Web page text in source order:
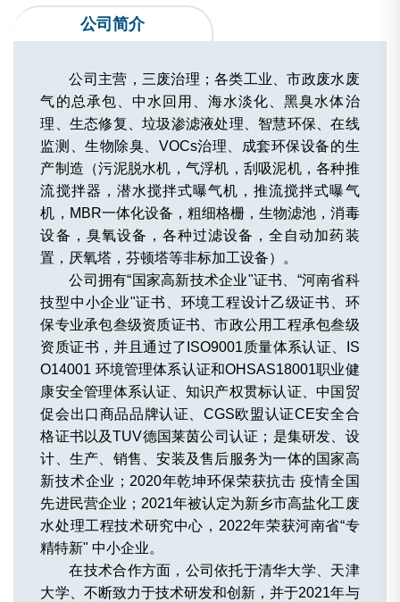
公司简介
公司主营，三废治理；各类工业、市政废水废
气的总承包、中水回用、海水淡化、黑臭水体治
理、生态修复、垃圾渗滤液处理、智慧环保、在线
监测、生物除臭、VOCs治理、成套环保设备的生
产制造（污泥脱水机，气浮机，刮吸泥机，各种推
流搅拌器，潜水搅拌式曝气机，推流搅拌式曝气
机，MBR一体化设备，粗细格栅，生物滤池，消毒
设备，臭氧设备，各种过滤设备，全自动加药装
置，厌氧塔，芬顿塔等非标加工设备）。
公司拥有“国家高新技术企业"证书、“河南省科
技型中小企业"证书、环境工程设计乙级证书、环
保专业承包叁级资质证书、市政公用工程承包叁级
资质证书，并且通过了ISO9001质量体系认证、IS
O14001 环境管理体系认证和OHSAS18001职业健
康安全管理体系认证、知识产权贯标认证、中国贸
促会出口商品品牌认证、CGS欧盟认证CE安全合
格证书以及TUV德国莱茵公司认证；是集研发、设
计、生产、销售、安装及售后服务为一体的国家高
新技术企业；2020年乾坤环保荣获抗击 疫情全国
先进民营企业；2021年被认定为新乡市高盐化工废
水处理工程技术研究中心，2022年荣获河南省“专
精特新" 中小企业。
在技术合作方面，公司依托于清华大学、天津
大学、不断致力于技术研发和创新，并于2021年与